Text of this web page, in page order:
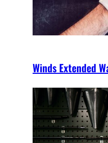
Winds Extended